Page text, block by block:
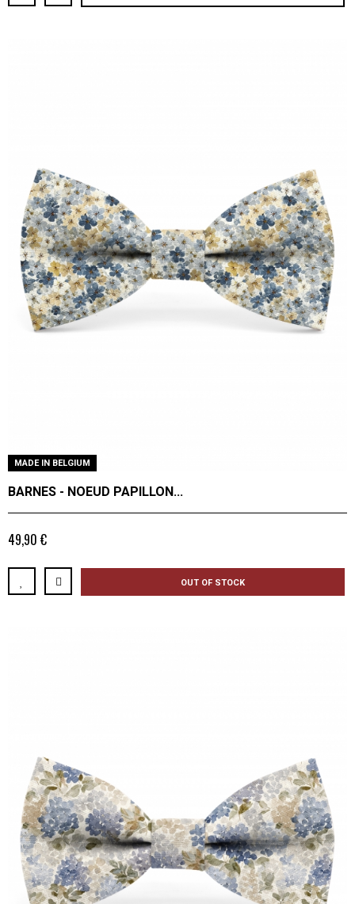
MADE IN BELGIUM
BARNES - NOEUD PAPILLON...
49,90 €
OUT OF STOCK